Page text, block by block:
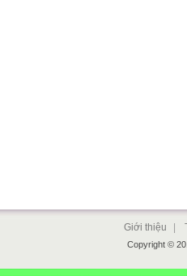
Giới thiệu |
Copyright ©